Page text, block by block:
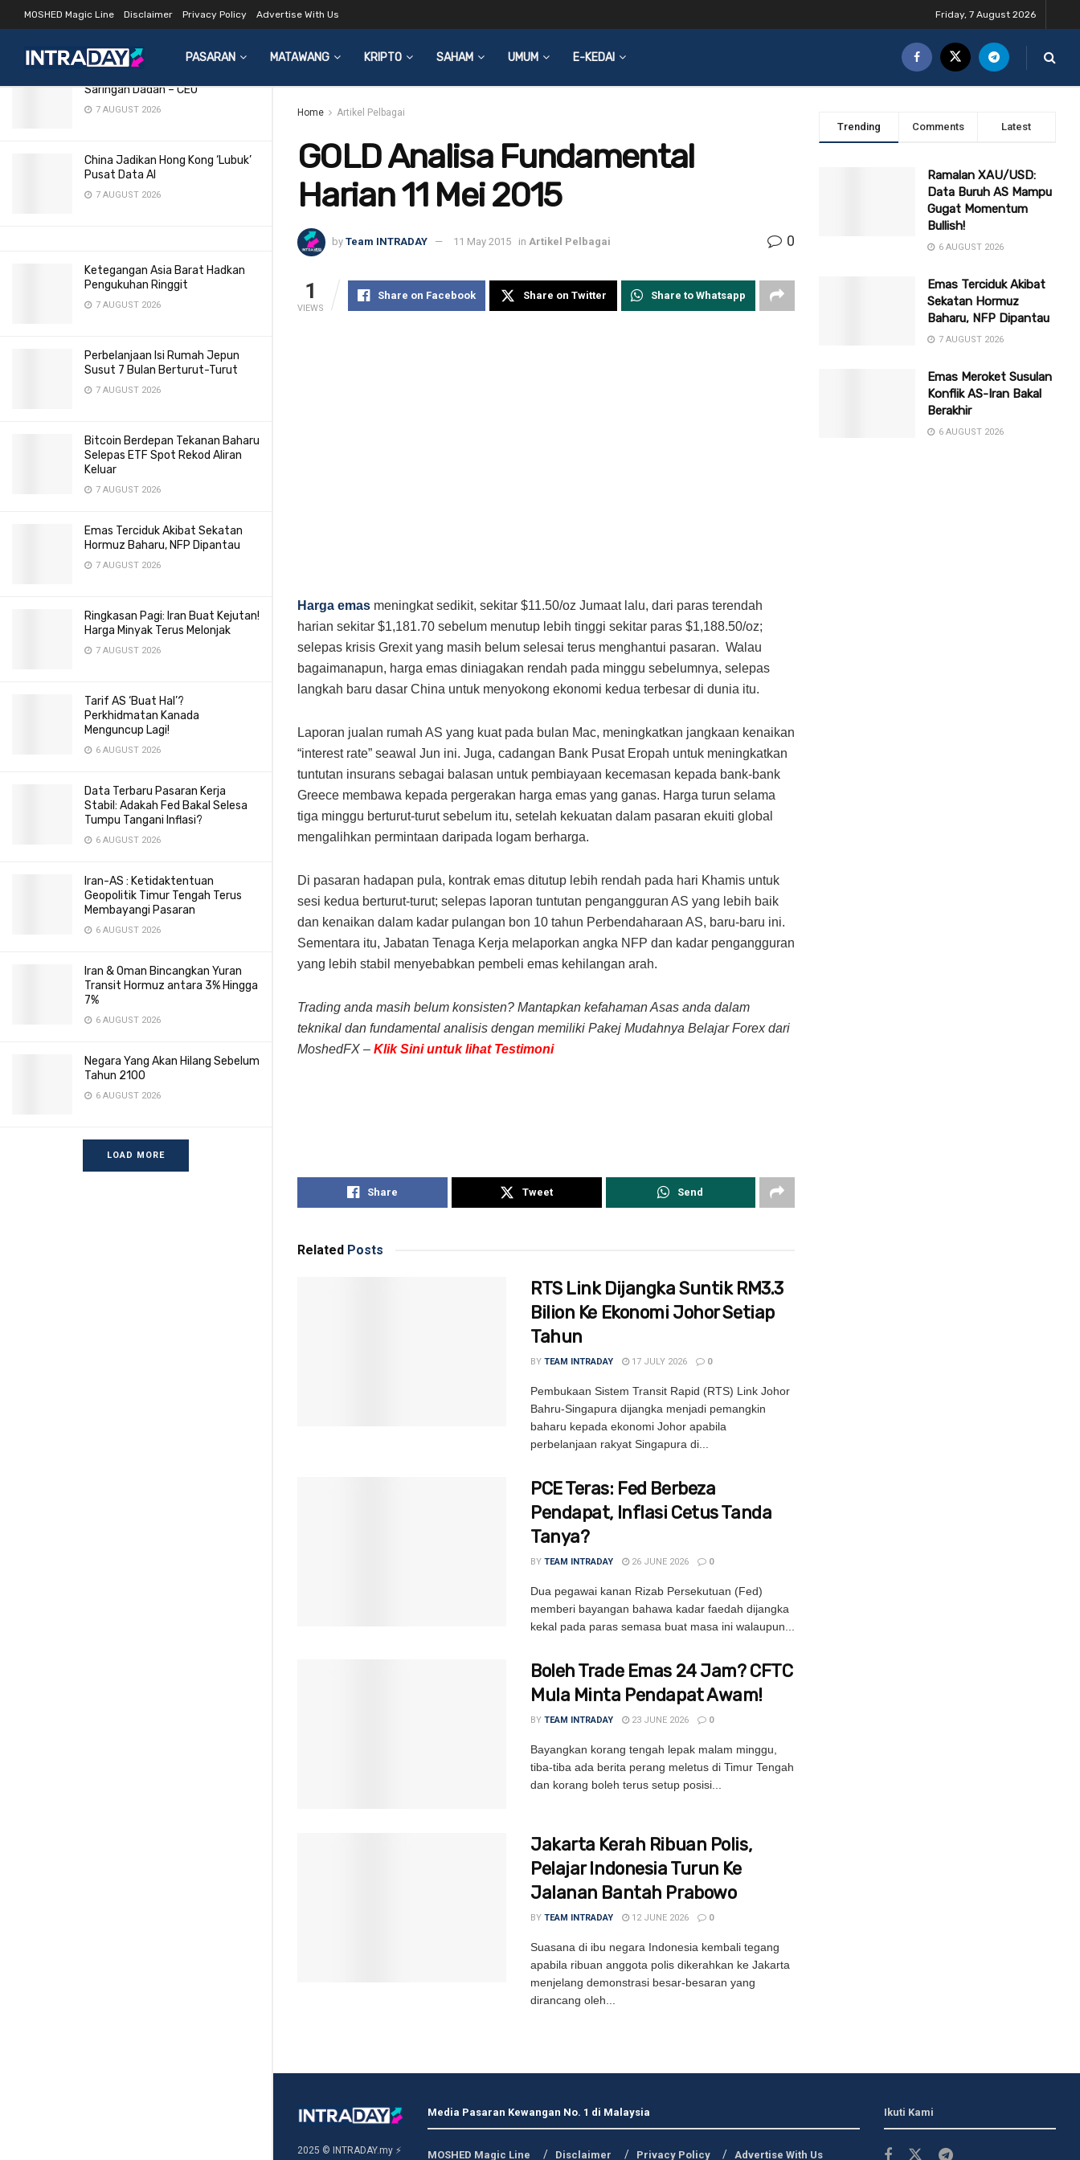
LATEST TRENDING Filter
Saringan Dadah – CEO
7 AUGUST 2026
China Jadikan Hong Kong ‘Lubuk’
Pusat Data AI
7 AUGUST 2026
Ketegangan Asia Barat Hadkan
Pengukuhan Ringgit
7 AUGUST 2026
Perbelanjaan Isi Rumah Jepun
Susut 7 Bulan Berturut-Turut
7 AUGUST 2026
Bitcoin Berdepan Tekanan Baharu
Selepas ETF Spot Rekod Aliran
Keluar
7 AUGUST 2026
Emas Terciduk Akibat Sekatan
Hormuz Baharu, NFP Dipantau
7 AUGUST 2026
Ringkasan Pagi: Iran Buat Kejutan!
Harga Minyak Terus Melonjak
7 AUGUST 2026
Tarif AS ‘Buat Hal’?
Perkhidmatan Kanada
Menguncup Lagi!
6 AUGUST 2026
Data Terbaru Pasaran Kerja
Stabil: Adakah Fed Bakal Selesa
Tumpu Tangani Inflasi?
6 AUGUST 2026
Iran-AS : Ketidaktentuan
Geopolitik Timur Tengah Terus
Membayangi Pasaran
6 AUGUST 2026
Iran & Oman Bincangkan Yuran
Transit Hormuz antara 3% Hingga
7%
6 AUGUST 2026
Negara Yang Akan Hilang Sebelum
Tahun 2100
6 AUGUST 2026
LOAD MORE
MOSHED Magic Line Disclaimer Privacy Policy Advertise With Us Friday, 7 August 2026
PASARAN MATAWANG KRIPTO SAHAM UMUM E-KEDAI
Home Artikel Pelbagai
GOLD Analisa Fundamental
Harian 11 Mei 2015
by Team INTRADAY 11 May 2015 in Artikel Pelbagai 0
1
VIEWS
Share on Facebook Share on Twitter Share to Whatsapp
Harga emas meningkat sedikit, sekitar $11.50/oz Jumaat lalu, dari paras terendah
harian sekitar $1,181.70 sebelum menutup lebih tinggi sekitar paras $1,188.50/oz;
selepas krisis Grexit yang masih belum selesai terus menghantui pasaran. Walau
bagaimanapun, harga emas diniagakan rendah pada minggu sebelumnya, selepas
langkah baru dasar China untuk menyokong ekonomi kedua terbesar di dunia itu.
Laporan jualan rumah AS yang kuat pada bulan Mac, meningkatkan jangkaan kenaikan
“interest rate” seawal Jun ini. Juga, cadangan Bank Pusat Eropah untuk meningkatkan
tuntutan insurans sebagai balasan untuk pembiayaan kecemasan kepada bank-bank
Greece membawa kepada pergerakan harga emas yang ganas. Harga turun selama
tiga minggu berturut-turut sebelum itu, setelah kekuatan dalam pasaran ekuiti global
mengalihkan permintaan daripada logam berharga.
Di pasaran hadapan pula, kontrak emas ditutup lebih rendah pada hari Khamis untuk
sesi kedua berturut-turut; selepas laporan tuntutan pengangguran AS yang lebih baik
dan kenaikan dalam kadar pulangan bon 10 tahun Perbendaharaan AS, baru-baru ini.
Sementara itu, Jabatan Tenaga Kerja melaporkan angka NFP dan kadar pengangguran
yang lebih stabil menyebabkan pembeli emas kehilangan arah.
Trading anda masih belum konsisten? Mantapkan kefahaman Asas anda dalam
teknikal dan fundamental analisis dengan memiliki Pakej Mudahnya Belajar Forex dari
MoshedFX – Klik Sini untuk lihat Testimoni
Share Tweet Send
Related Posts
RTS Link Dijangka Suntik RM3.3
Bilion Ke Ekonomi Johor Setiap
Tahun
BY TEAM INTRADAY 17 JULY 2026 0
Pembukaan Sistem Transit Rapid (RTS) Link Johor
Bahru-Singapura dijangka menjadi pemangkin
baharu kepada ekonomi Johor apabila
perbelanjaan rakyat Singapura di...
PCE Teras: Fed Berbeza
Pendapat, Inflasi Cetus Tanda
Tanya?
BY TEAM INTRADAY 26 JUNE 2026 0
Dua pegawai kanan Rizab Persekutuan (Fed)
memberi bayangan bahawa kadar faedah dijangka
kekal pada paras semasa buat masa ini walaupun...
Boleh Trade Emas 24 Jam? CFTC
Mula Minta Pendapat Awam!
BY TEAM INTRADAY 23 JUNE 2026 0
Bayangkan korang tengah lepak malam minggu,
tiba-tiba ada berita perang meletus di Timur Tengah
dan korang boleh terus setup posisi...
Jakarta Kerah Ribuan Polis,
Pelajar Indonesia Turun Ke
Jalanan Bantah Prabowo
BY TEAM INTRADAY 12 JUNE 2026 0
Suasana di ibu negara Indonesia kembali tegang
apabila ribuan anggota polis dikerahkan ke Jakarta
menjelang demonstrasi besar-besaran yang
dirancang oleh...
Trending Comments Latest
Ramalan XAU/USD:
Data Buruh AS Mampu
Gugat Momentum
Bullish!
6 AUGUST 2026
Emas Terciduk Akibat
Sekatan Hormuz
Baharu, NFP Dipantau
7 AUGUST 2026
Emas Meroket Susulan
Konflik AS-Iran Bakal
Berakhir
6 AUGUST 2026
2025 © INTRADAY.my ⚡
Media Pasaran Kewangan No. 1 di Malaysia
MOSHED Magic Line Disclaimer Privacy Policy Advertise With Us
Ikuti Kami